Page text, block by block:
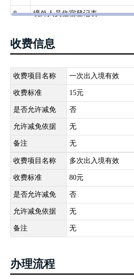
8 境外人员住宿登记表
9 两寸照片
收费信息
收费项目名称 一次出入境有效
收费标准 15元
是否允许减免 否
允许减免依据 无
备注 无
收费项目名称 多次出入境有效
收费标准 80元
是否允许减免 否
允许减免依据 无
备注 无
办理流程